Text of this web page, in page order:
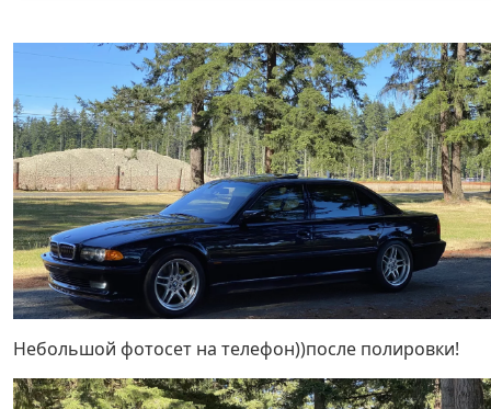
Небольшой фотосет на телефон))после полировки!